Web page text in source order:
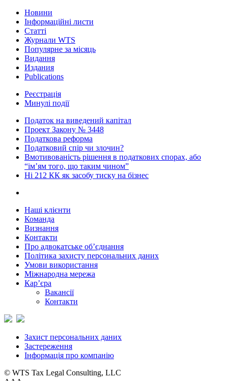
Новини
Інформаційні листи
Статті
Журнали WTS
Популярне за місяць
Видання
Издания
Publications
Реєстрація
Минулі події
Податок на виведений капітал
Проект Закону № 3448
Податкова реформа
Податковий спір чи злочин?
Вмотивованість рішення в податкових спорах, або
“ім’ям того, що таким чином”
Ні 212 КК як засобу тиску на бізнес
Наші клієнти
Команда
Визнання
Контакти
Про адвокатське об’єднання
Політика захисту персональних даних
Умови використання
Міжнародна мережа
Кар’єра
Вакансії
Контакти
Захист персональних даних
Застереження
Інформація про компанію
© WTS Tax Legal Consulting, LLC